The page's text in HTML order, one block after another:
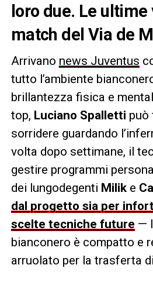
loro due. Le ultime
match del Via de
Arrivano news Juventus
tutto l’ambiente
brillantezza fisica e
top, Luciano Spalletti può
sorridere guardando
volta dopo settimane, il
gestire programmi
dei lungodegenti Milike
dal progetto sia per
scelte tecniche future —
bianconero è compatto e
arruolato per la trasferta